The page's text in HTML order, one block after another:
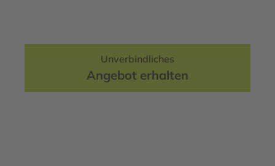
Unverbindliches
Angebot erhalten